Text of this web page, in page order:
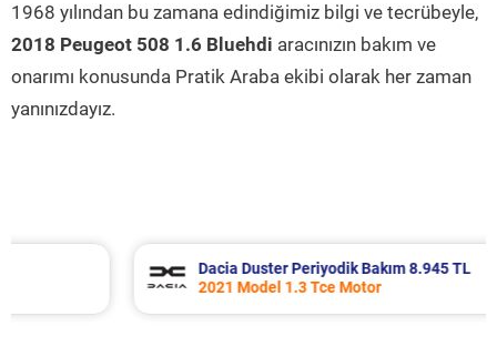
1968 yılından bu zamana edindiğimiz bilgi ve tecrübeyle,
2018 Peugeot 508 1.6 Bluehdi aracınızın bakım ve
onarımı konusunda Pratik Araba ekibi olarak her zaman
yanınızdayız.
Dacia Duster Periyodik Bakım 8.945 TL
2021 Model 1.3 Tce Motor